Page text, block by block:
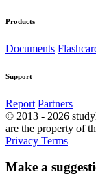
Products
Documents
Support
Report Partners
© 2013 - 2026
are the property of
Privacy Terms
Make a